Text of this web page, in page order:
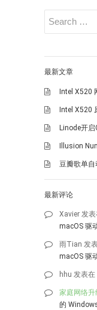
最新文章
Intel X520
Intel X520
Linode开启
Illusion
豆瓣歌单
最新评论
Xavier 发表
macOS 驱
雨Tian 发
macOS 驱
hhu 发表在
家庭网络
的